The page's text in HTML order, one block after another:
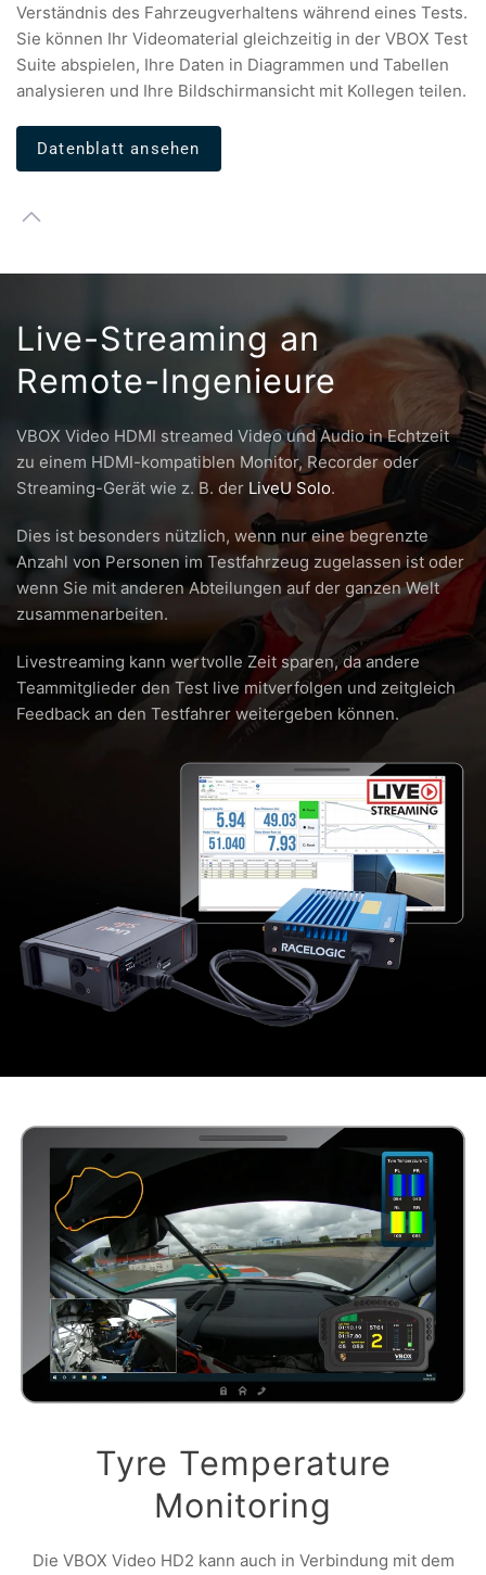
Verständnis des Fahrzeugverhaltens während eines Tests.
Sie können Ihr Videomaterial gleichzeitig in der VBOX Test
Suite abspielen, Ihre Daten in Diagrammen und Tabellen
analysieren und Ihre Bildschirmansicht mit Kollegen teilen.
Datenblatt ansehen
Live-Streaming an
Remote-Ingenieure
VBOX Video HDMI streamed Video und Audio in Echtzeit
zu einem HDMI-kompatiblen Monitor, Recorder oder
Streaming-Gerät wie z. B. der LiveU Solo.
Dies ist besonders nützlich, wenn nur eine begrenzte
Anzahl von Personen im Testfahrzeug zugelassen ist oder
wenn Sie mit anderen Abteilungen auf der ganzen Welt
zusammenarbeiten.
Livestreaming kann wertvolle Zeit sparen, da andere
Teammitglieder den Test live mitverfolgen und zeitgleich
Feedback an den Testfahrer weitergeben können.
Tyre Temperature
Monitoring
Die VBOX Video HD2 kann auch in Verbindung mit dem